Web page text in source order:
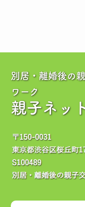
別居・離婚後の
ワーク
親子ネッ